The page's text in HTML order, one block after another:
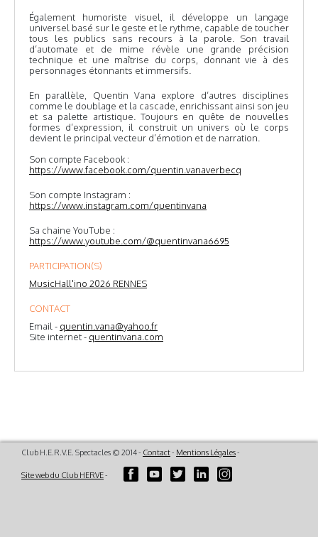
Également humoriste visuel, il développe un langage
universel basé sur le geste et le rythme, capable de toucher
tous les publics sans recours à la parole. Son travail
d’automate et de mime révèle une grande précision
technique et une maîtrise du corps, donnant vie à des
personnages étonnants et immersifs.
En parallèle, Quentin Vana explore d’autres disciplines
comme le doublage et la cascade, enrichissant ainsi son jeu
et sa palette artistique. Toujours en quête de nouvelles
formes d’expression, il construit un univers où le corps
devient le principal vecteur d’émotion et de narration.
Son compte Facebook :
https://www.facebook.com/quentin.vanaverbecq
Son compte Instagram :
https://www.instagram.com/quentinvana
Sa chaine YouTube :
https://www.youtube.com/@quentinvana6695
PARTICIPATION(S)
MusicHall'ino 2026 RENNES
CONTACT
Email - quentin.vana@yahoo.fr
Site internet - quentinvana.com
Club H.E.R.V.E. Spectacles © 2014 - Contact- Mentions Légales-
Site web du Club HERVE-